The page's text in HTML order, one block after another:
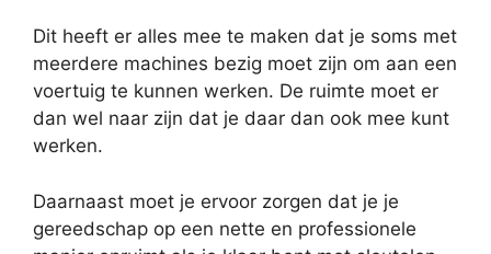
Dit heeft er alles mee te maken dat je soms met
meerdere machines bezig moet zijn om aan een
voertuig te kunnen werken. De ruimte moet er
dan wel naar zijn dat je daar dan ook mee kunt
werken.
Daarnaast moet je ervoor zorgen dat je je
gereedschap op een nette en professionele